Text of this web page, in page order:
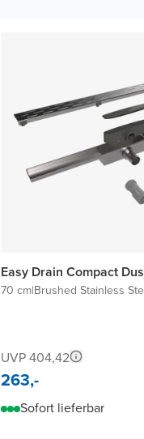
Easy Drain Compact
70 cm|Brushed Stainless
UVP 404,42
263,-
Sofort lieferbar